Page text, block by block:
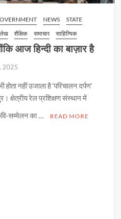
NEWS
STATE
शैक्षिक समाचार साहित्यिक
आज हिन्दी का बाज़ार है
2025
नहीं उजाला है ‘परिचालन दर्पण’
क्षेत्रीय रेल प्रशिक्षण संस्थान में
सम्मेलन का …
READ MORE